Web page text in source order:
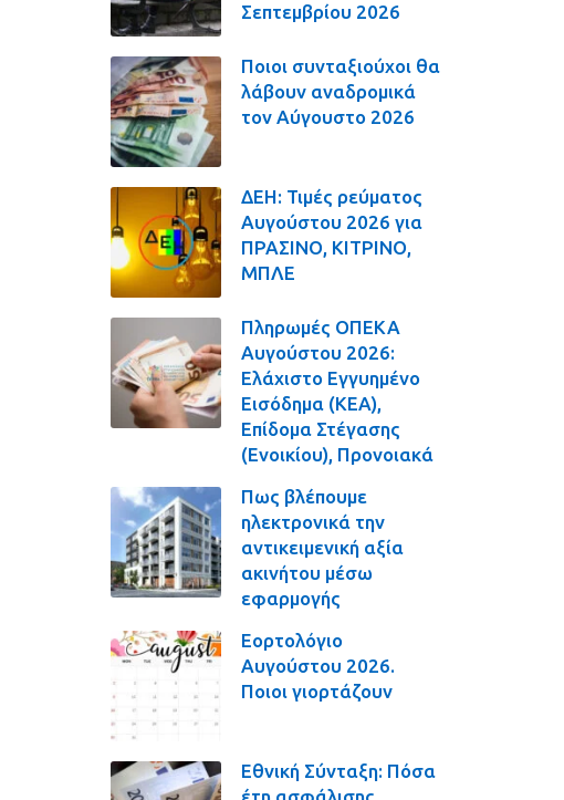
Σεπτεμβρίου 2026
Ποιοι συνταξιούχοι θα
λάβουν αναδρομικά
τον Αύγουστο 2026
ΔΕΗ: Τιμές ρεύματος
Αυγούστου 2026 για
ΠΡΑΣΙΝΟ, ΚΙΤΡΙΝΟ,
ΜΠΛΕ
Πληρωμές ΟΠΕΚΑ
Αυγούστου 2026:
Ελάχιστο Εγγυημένο
Εισόδημα (ΚΕΑ),
Επίδομα Στέγασης
(Ενοικίου), Προνοιακά
Πως βλέπουμε
ηλεκτρονικά την
αντικειμενική αξία
ακινήτου μέσω
εφαρμογής
Εορτολόγιο
Αυγούστου 2026.
Ποιοι γιορτάζουν
Εθνική Σύνταξη: Πόσα